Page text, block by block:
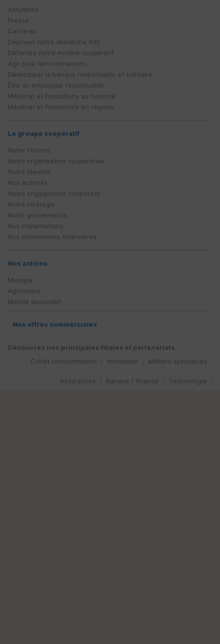
Actualités
Presse
Carrières
Déployer notre démarche RSE
Défendre notre modèle coopératif
Agir pour l’environnement
Développer la banque responsable et solidaire
Être un employeur responsable
Mécénat et Fondations au national
Mécénat et Fondations en régions
Le groupe coopératif
Notre histoire
Notre organisation coopérative
Notre identité
Nos activités
Notre engagement coopératif
Notre stratégie
Notre gouvernance
Nos implantations
Nos informations financières
Nos actions
Musique
Agriculture
Monde associatif
Nos offres commerciales
Découvrez nos principales filiales et partenariats
Métiers spécialisés
Immobilier
Crédit consommation
Technologie
Banque / finance
Assurances